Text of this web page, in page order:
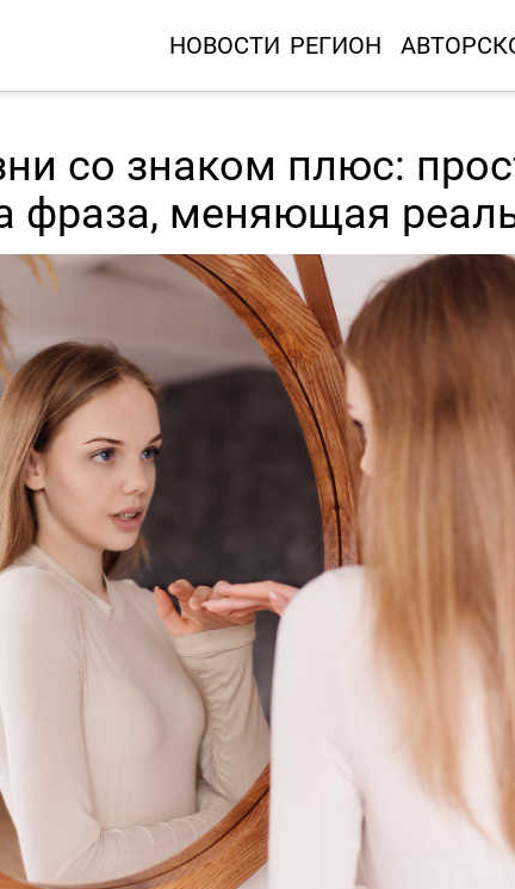
НОВОСТИ РЕГИОН
со знаком плюс:
фраза, меняющая